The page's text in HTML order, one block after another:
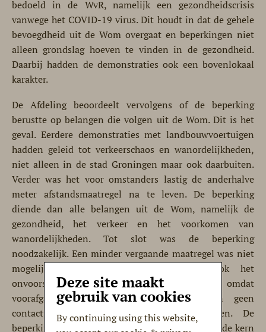
bedoeld in de WvR, namelijk een gezondheidscrisis
vanwege het COVID-19 virus. Dit houdt in dat de gehele
bevoegdheid uit de Wom overgaat en beperkingen niet
alleen grondslag hoeven te vinden in de gezondheid.
Daarbij hadden de demonstraties ook een bovenlokaal
karakter.
De Afdeling beoordeelt vervolgens of de beperking
berustte op belangen die volgen uit de Wom. Dit is het
geval. Eerdere demonstraties met landbouwvoertuigen
hadden geleid tot verkeerschaos en wanordelijkheden,
niet alleen in de stad Groningen maar ook daarbuiten.
Verder was het voor omstanders lastig de anderhalve
meter afstandsmaatregel na te leven. De beperking
diende dan alle belangen uit de Wom, namelijk de
gezondheid, het verkeer en het voorkomen van
wanordelijkheden. Tot slot was de beperking
noodzakelijk. Een minder vergaande maatregel was niet
mogelijk. Daarbij betrekt de Afdeling ook het
onvoorspelbare karakter van de demonstraties omdat
voorafgaande kennisgevingen ontbraken en geen
contactpersonen bij FDF beschikbaar waren. De
beperking was verder tijdelijk en raakte niet aan de kern
Deze site maakt
gebruik van cookies
By continuing using this website,